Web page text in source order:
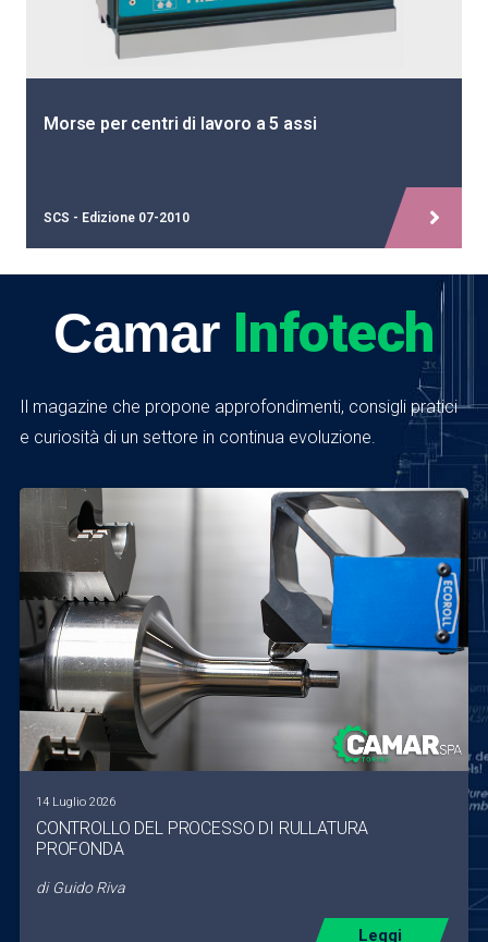
Morse per centri di lavoro a 5 assi
SCS - Edizione 07-2010
Camar Infotech
Il magazine che propone approfondimenti, consigli pratici
e curiosità di un settore in continua evoluzione.
14 Luglio 2026
CONTROLLO DEL PROCESSO DI RULLATURA
PROFONDA
di Guido Riva
Leggi